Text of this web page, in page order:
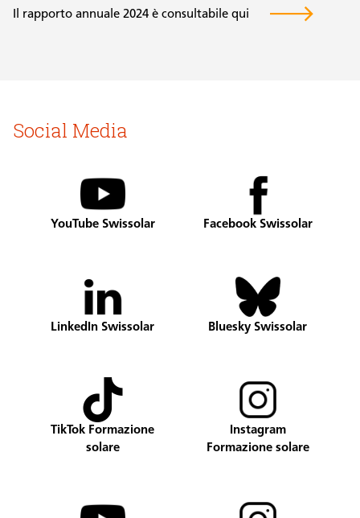
Il rapporto annuale 2024 è consultabile qui
Social Media
YouTube Swissolar Facebook Swissolar
LinkedIn Swissolar Bluesky Swissolar
TikTok Formazione
solare
Instagram
Formazione solare